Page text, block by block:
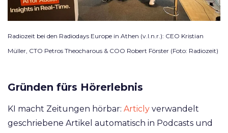
Radiozeit bei den Radiodays Europe in Athen (v.l.n.r.): CEO Kristian
Müller, CTO Petros Theocharous & COO Robert Förster (Foto: Radiozeit)
Gründen fürs Hörerlebnis
KI macht Zeitungen hörbar: Articly verwandelt
geschriebene Artikel automatisch in Podcasts und